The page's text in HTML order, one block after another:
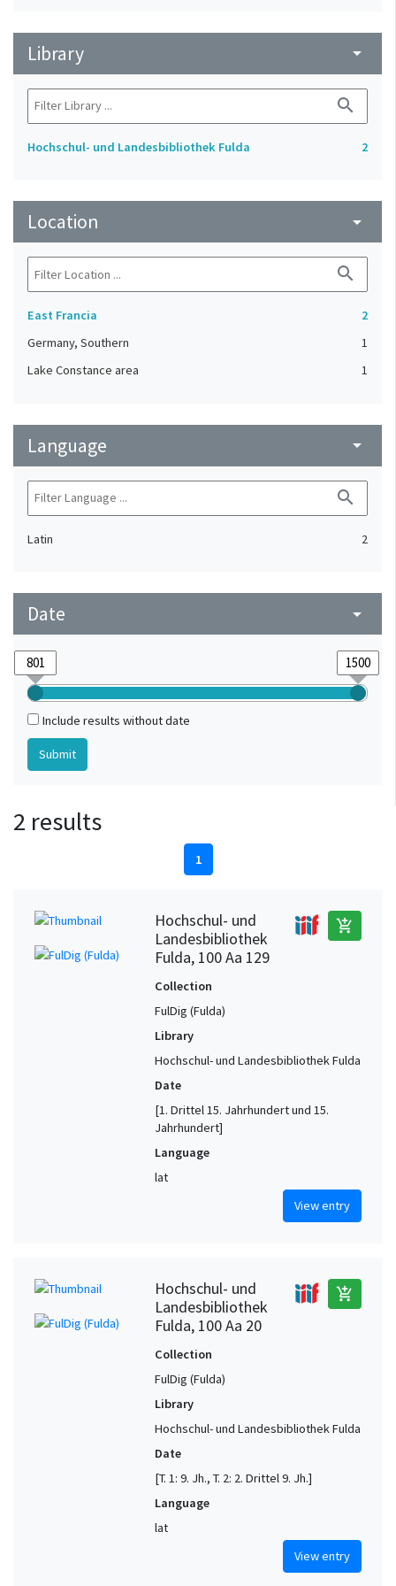
Library arrow_drop_down
search
Hochschul- und Landesbibliothek Fulda 2
Location arrow_drop_down
search
East Francia
2
Germany, Southern
1
Lake Constance area
1
Language arrow_drop_down
search
Latin 2
Date arrow_drop_down
Include results without date
2 results
1
Hochschul- und
Landesbibliothek
Fulda, 100 Aa 129
add_shopping_cart
Collection
FulDig (Fulda)
Library
Hochschul- und Landesbibliothek Fulda
Date
[1. Drittel 15. Jahrhundert und 15.
Jahrhundert]
Language
lat
View entry
Hochschul- und
Landesbibliothek
Fulda, 100 Aa 20
add_shopping_cart
Collection
FulDig (Fulda)
Library
Hochschul- und Landesbibliothek Fulda
Date
[T. 1: 9. Jh., T. 2: 2. Drittel 9. Jh.]
Language
lat
View entry